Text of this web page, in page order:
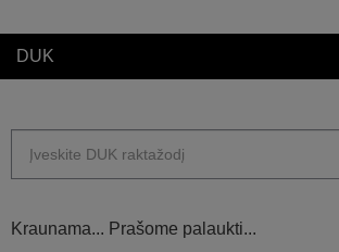
DUK
Kraunama... Prašome palaukti...